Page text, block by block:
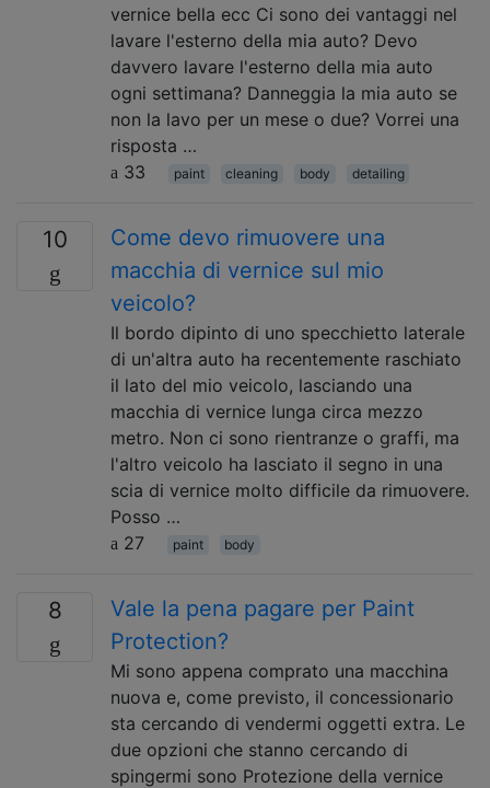
vernice bella ecc Ci sono dei vantaggi nel
lavare l'esterno della mia auto? Devo
davvero lavare l'esterno della mia auto
ogni settimana? Danneggia la mia auto se
non la lavo per un mese o due? Vorrei una
risposta …
33
paint cleaning body detailing
10
Come devo rimuovere una
macchia di vernice sul mio
veicolo?
Il bordo dipinto di uno specchietto laterale
di un'altra auto ha recentemente raschiato
il lato del mio veicolo, lasciando una
macchia di vernice lunga circa mezzo
metro. Non ci sono rientranze o graffi, ma
l'altro veicolo ha lasciato il segno in una
scia di vernice molto difficile da rimuovere.
Posso …
27
paint body
8
Vale la pena pagare per Paint
Protection?
Mi sono appena comprato una macchina
nuova e, come previsto, il concessionario
sta cercando di vendermi oggetti extra. Le
due opzioni che stanno cercando di
spingermi sono Protezione della vernice